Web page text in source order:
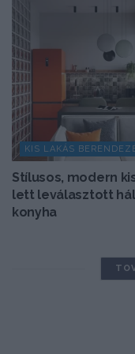
KIS LAKÁS
Stílusos, modern
lett leválasztott
konyha